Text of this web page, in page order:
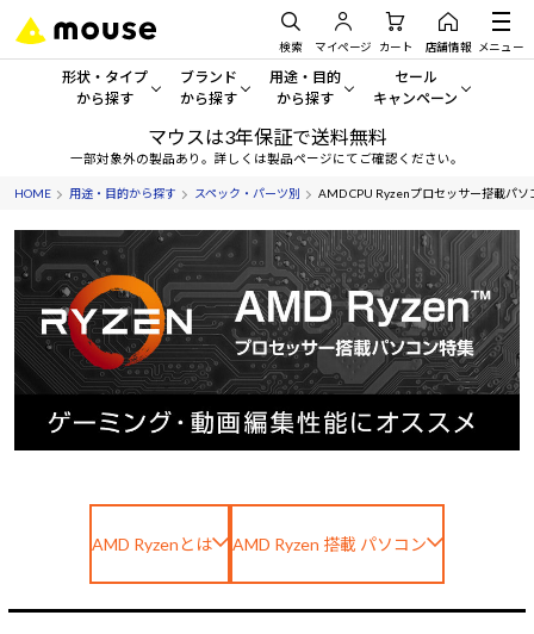
検索 マイページ カート 店舗情報 メニュー
形状・タイプ
から探す
形状・タイプから探す をすべてみる
デスクトップPC
ノートPC
タブレット
サーバー
ワークステーション
Windows 11|Copilot+ PC
ブランド
から探す
mouse
G TUNE
NEXTGEAR
DAIV
MousePro
iiyama
用途・目的
から探す
一般向けパソコン
ゲーミングPC・ゲーム向けパソコン
クリエイティブ向け
ビジネス向けパソコン
学習向けパソコン
スペック/パーツ別
Windows 11| Copilot+ PC
セール
キャンペーン
セール・キャンペー
期間限定セール
アウトレットパソコン
すべて新品の旧モデル製品
おすすめ目玉パソコン
今イチオシのパソコンをピ
Windows 11 |
マウスは3年保証で送料無料
一部対象外の製品あり。詳しくは製品ページにてご確認ください。
HOME 用途・目的から探す スペック・パーツ別 AMD CPU Ryzenプロセッサー搭載パソ
AMD Ryzenとは AMD Ryzen 搭載 パソコン